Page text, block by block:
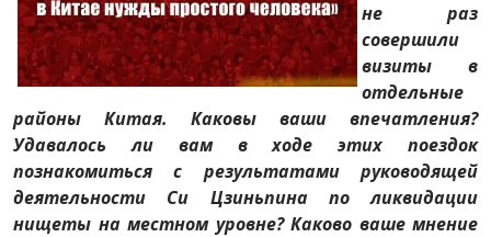
не раз
совершили
визиты в
отдельные
районы Китая. Каковы ваши впечатления?
Удавалось ли вам в ходе этих поездок
познакомиться с результатами руководящей
деятельности Си Цзиньпина по ликвидации
нищеты на местном уровне? Каково ваше мнение